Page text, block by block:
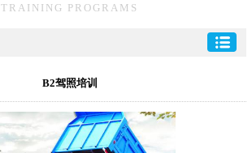
TRAINING PROGRAMS
B2驾照培训